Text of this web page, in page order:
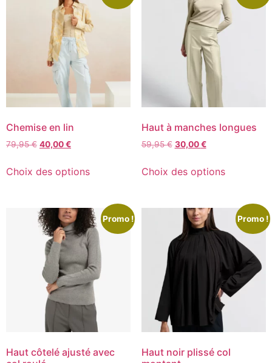
Chemise en lin
79,95€ 40,00€
Choix des options
Haut à manches longues
59,95€ 30,00€
Choix des options
Promo !
Haut côtelé ajusté avec
Promo !
Haut noir plissé col